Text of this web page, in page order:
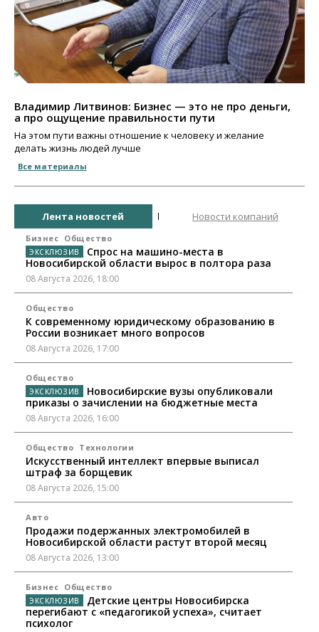
Владимир Литвинов: Бизнес — это не про деньги,
а про ощущение правильности пути
На этом пути важны отношение к человеку и желание
делать жизнь людей лучше
Все материалы
Лента новостей Новости компаний
Бизнес Общество
Спрос на машино-места в
Новосибирской области вырос в полтора раза
08 Августа 2026, 18:00
Общество
К современному юридическому образованию в
России возникает много вопросов
08 Августа 2026, 17:00
Общество
Новосибирские вузы опубликовали
приказы о зачислении на бюджетные места
08 Августа 2026, 16:00
Общество Технологии
Искусственный интеллект впервые выписал
штраф за борщевик
08 Августа 2026, 15:00
Авто
Продажи подержанных электромобилей в
Новосибирской области растут второй месяц
08 Августа 2026, 13:00
Бизнес Общество
Детские центры Новосибирска
перегибают с «педагогикой успеха», считает
психолог